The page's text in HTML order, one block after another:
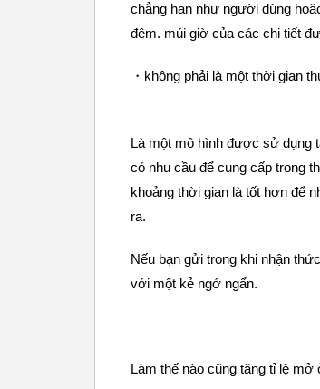
chẳng hạn như người dùng
đêm. múi giờ của các chi tiết
・không phải là một thời gian
Là một mô hình được sử dụng
có nhu cầu để cung cấp trong
khoảng thời gian là tốt hơn để
ra.
Nếu bạn gửi trong khi nhận
với một kẻ ngớ ngẩn.
Làm thế nào cũng tăng tỉ lệ